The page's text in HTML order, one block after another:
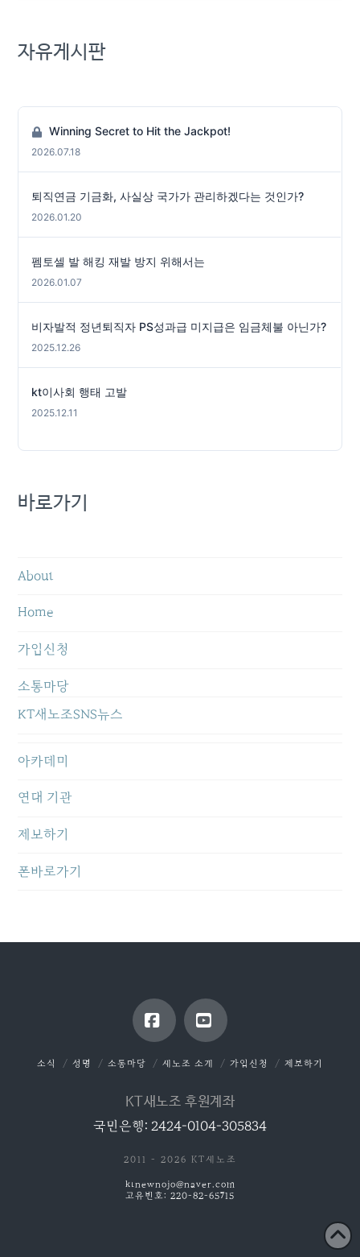
자유게시판
Winning Secret to Hit the Jackpot!
2026.07.18
퇴직연금 기금화, 사실상 국가가 관리하겠다는 것인가?
2026.01.20
펨토셀 발 해킹 재발 방지 위해서는
2026.01.07
비자발적 정년퇴직자 PS성과급 미지급은 임금체불 아닌가?
2025.12.26
kt이사회 행태 고발
2025.12.11
바로가기
About
Home
가입신청
소통마당
KT새노조SNS뉴스
아카데미
연대 기관
제보하기
폰바로가기
FacebookYouTube
소식 성명 소통마당 새노조 소개 가입신청 제보하기
KT새노조 후원계좌
국민은행: 2424-0104-305834
2011 - 2026 KT새노조
ktnewnojo@naver.com
고유번호: 220-82-65715